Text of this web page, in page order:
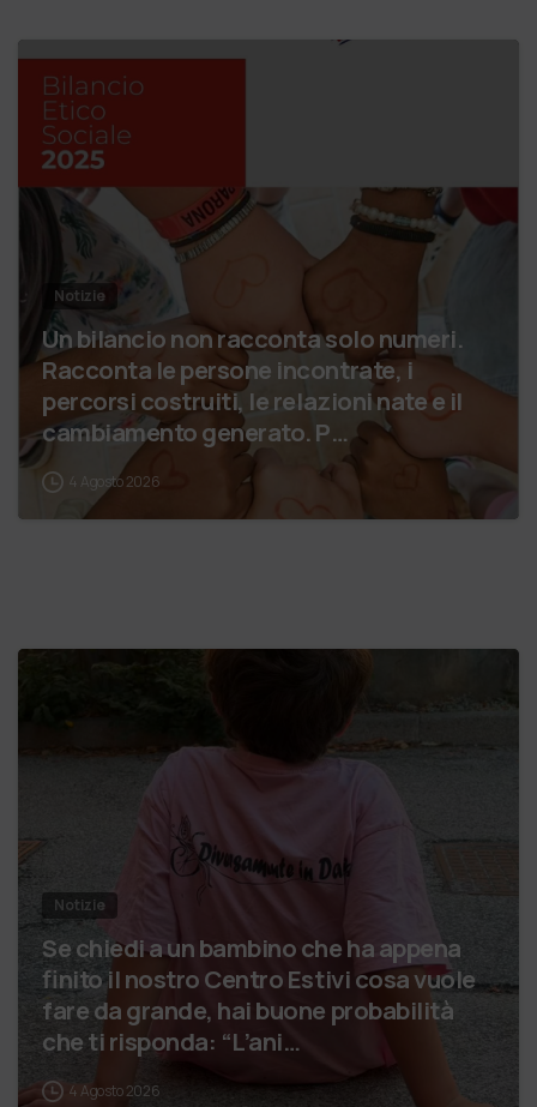
Notizie
Un bilancio non racconta solo numeri.
Racconta le persone incontrate, i
percorsi costruiti, le relazioni nate e il
cambiamento generato. P…
4 Agosto 2026
Notizie
Se chiedi a un bambino che ha appena
finito il nostro Centro Estivi cosa vuole
fare da grande, hai buone probabilità
che ti risponda: “L’ani…
4 Agosto 2026